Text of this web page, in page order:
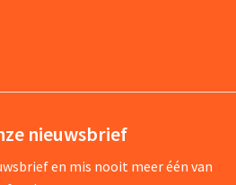
nieuwsbrief
en mis nooit meer één van